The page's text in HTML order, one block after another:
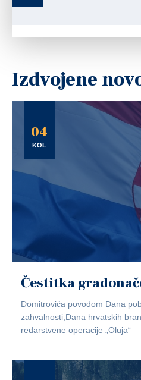
Izdvojene
04
KOL
Čestitka
Domitrovića povodom Dana
zahvalnosti,Dana hrvatskih
redarstvene operacije „Oluja“